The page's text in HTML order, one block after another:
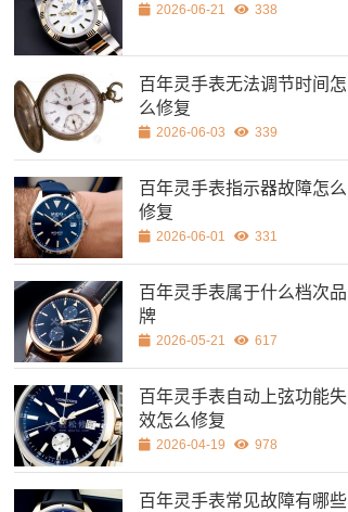
2026-06-21 338
百年灵手表无法调节时间怎
么修复
2026-06-03 339
百年灵手表指示器故障怎么
修复
2026-06-01 331
百年灵手表属于什么档次品
牌
2026-05-21 617
百年灵手表自动上弦功能失
效怎么修复
2026-04-19 978
百年灵手表常见故障有哪些